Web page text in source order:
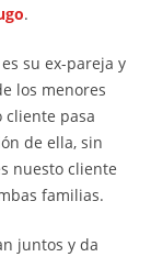
.
su ex-pareja y
los menores
cliente pasa
de ella, sin
nuesto cliente
familias.
juntos y da